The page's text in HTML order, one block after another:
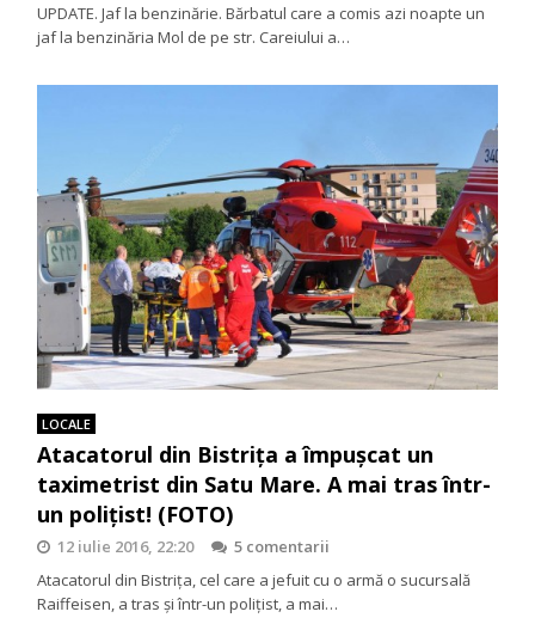
UPDATE. Jaf la benzinărie. Bărbatul care a comis azi noapte un
jaf la benzinăria Mol de pe str. Careiului a…
LOCALE
Atacatorul din Bistrița a împuşcat un
taximetrist din Satu Mare. A mai tras într-
un poliţist! (FOTO)
12 iulie 2016, 22:20
5 comentarii
Atacatorul din Bistriţa, cel care a jefuit cu o armă o sucursală
Raiffeisen, a tras şi într-un poliţist, a mai…